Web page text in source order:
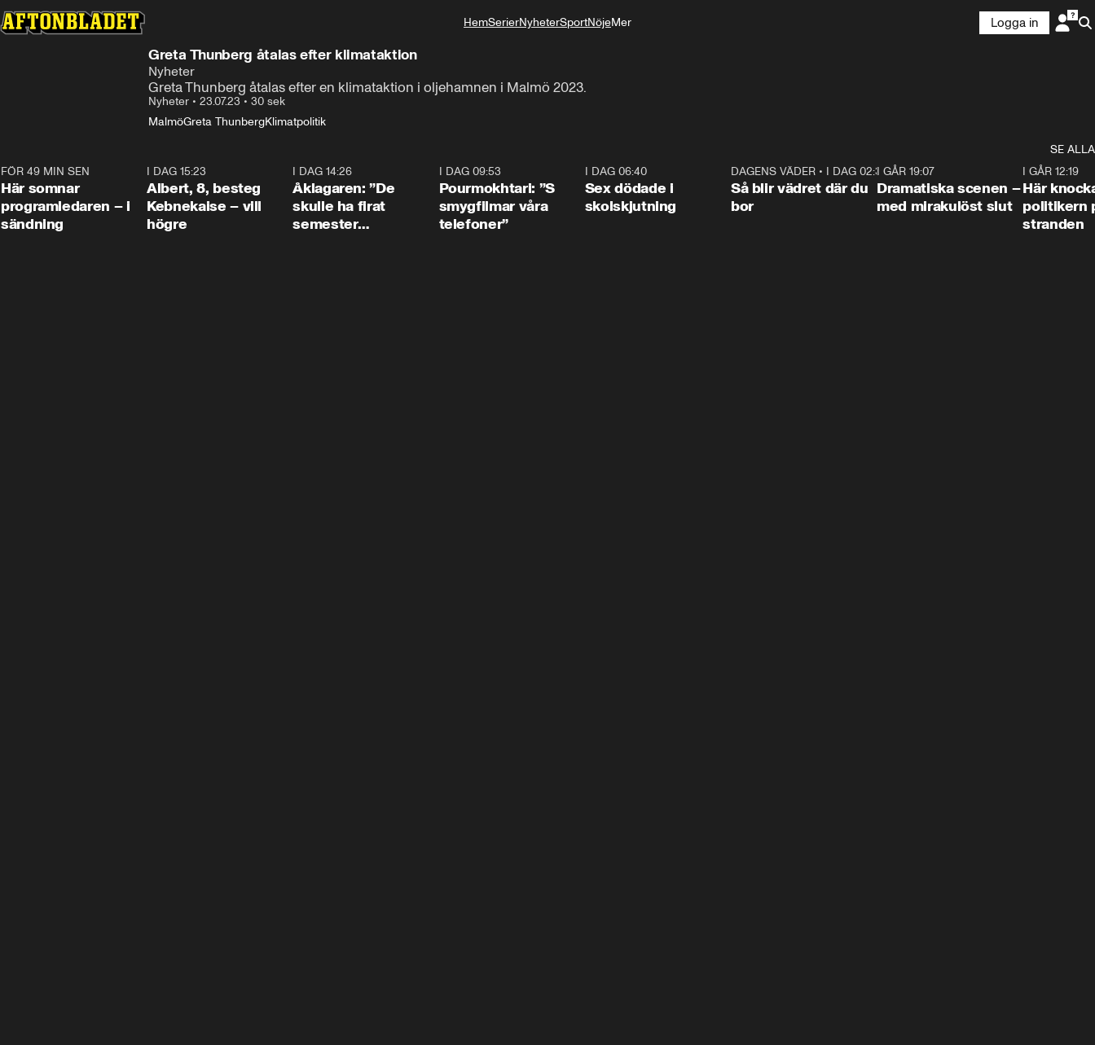
HemSerierNyheterSportNöjeMer
Logga in
Greta Thunberg åtalas efter klimataktion
Nyheter
Greta Thunberg åtalas efter en klimataktion i oljehamnen i Malmö 2023.
Nyheter • 23.07.23 • 30 sek
MalmöGreta ThunbergKlimatpolitik
SE ALLA
FÖR 49 MIN SEN
Här somnar
programledaren – i
sändning
I DAG 15:23
Albert, 8, besteg
Kebnekaise – vill
högre
I DAG 14:26
Åklagaren: ”De
skulle ha firat
semester
I DAG 09:53
Pourmokhtari: ”S
smygfilmar våra
telefoner”
I DAG 06:40
Sex dödade i
skolskjutning
1:06
DAGENS VÄDER• I DAG 02:30
Så blir vädret där du
bor
I GÅR 19:07
Dramatiska scenen –
med mirakulöst slut
I GÅR 12:19
Här
politikern
stranden